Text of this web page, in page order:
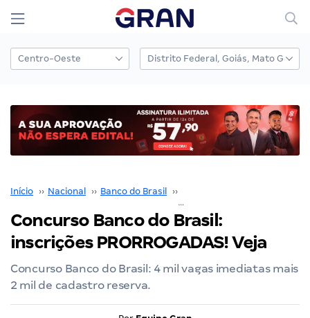
Início ›› Nacional ›› Banco do Brasil ››
Concurso Banco do Brasil:
inscrições PRORROGADAS! Veja
Concurso Banco do Brasil: 4 mil vagas imediatas mais
2 mil de cadastro reserva.